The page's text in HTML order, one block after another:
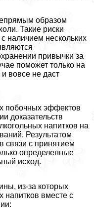
образом
Такие риски
наличием нескольких
привычки за
поможет только на
вовсе не даст
побочных эффектов
доказательств
напитков на
Результатом
связи с принятием
определенные
исход.
из-за которых
напитков вместе с